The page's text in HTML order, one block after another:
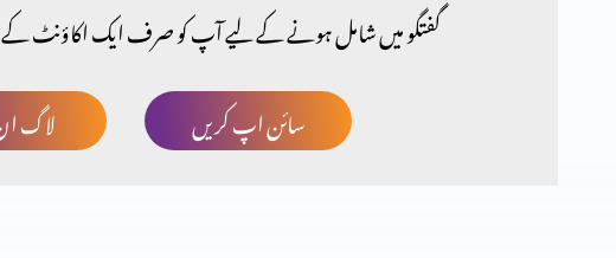
گفتگو میں شامل ہونے کے لیے آپ کو صرف ایک اکاؤنٹ کے
لاگ
سائن اپ کریں